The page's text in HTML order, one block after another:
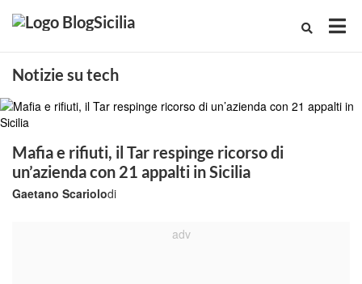
Notizie su tech
Mafia e rifiuti, il Tar respinge ricorso di
un’azienda con 21 appalti in Sicilia
di
Gaetano Scariolo